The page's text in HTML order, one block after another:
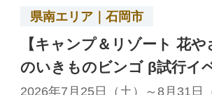
県南エリア｜石岡市
【キャンプ＆リゾート 花
のいきものビンゴ β試行イ
2026年7月25日（土）～8月31日